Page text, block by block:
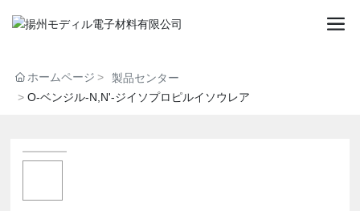
ホームページ
製品センター
O-ベンジル-N,N'-ジイソプロピルイソウレア